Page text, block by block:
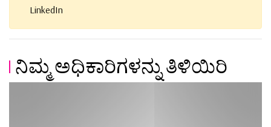
LinkedIn
ನಿಮ್ಮ ಅಧಿಕಾರಿಗಳನ್ನು ತಿಳಿಯಿರಿ